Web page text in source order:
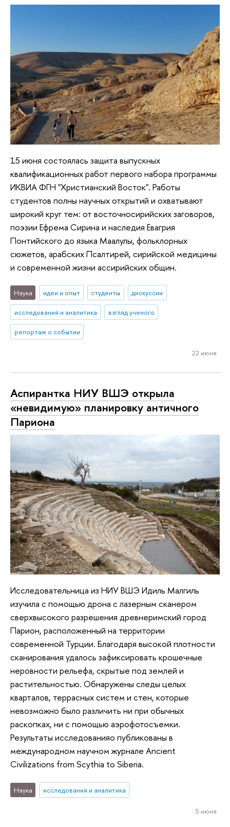
15 июня состоялась защита выпускных
квалификационных работ первого набора программы
ИКВИА ФГН "Христианский Восток". Работы
студентов полны научных открытий и охватывают
широкий круг тем: от восточносирийских заговоров,
поэзии Ефрема Сирина и наследия Евагрия
Понтийского до языка Маалулы, фольклорных
сюжетов, арабских Псалтирей, сирийской медицины
и современной жизни ассирийских общин.
Наука идеи и опыт студенты дискуссии
исследования и аналитика взгляд ученого
репортаж о событии
22 июня
Аспирантка НИУ ВШЭ открыла
«невидимую» планировку античного
Париона
Исследовательница из НИУ ВШЭ Идиль Малгиль
изучила с помощью дрона с лазерным сканером
сверхвысокого разрешения древнеримский город
Парион, расположенный на территории
современной Турции. Благодаря высокой плотности
сканирования удалось зафиксировать крошечные
неровности рельефа, скрытые под землей и
растительностью. Обнаружены следы целых
кварталов, террасных систем и стен, которые
невозможно было различить ни при обычных
раскопках, ни с помощью аэрофотосъемки.
Результаты исследованияо публикованы в
международном научном журнале Ancient
Civilizations from Scythia to Siberia.
Наука исследования и аналитика
5 июня